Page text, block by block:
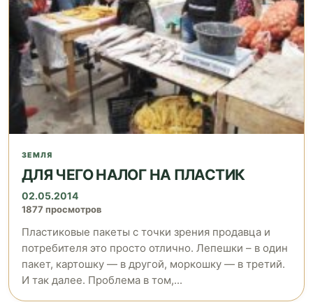
ЗЕМЛЯ
ДЛЯ ЧЕГО НАЛОГ НА ПЛАСТИК
02.05.2014
1877 просмотров
Пластиковые пакеты с точки зрения продавца и
потребителя это просто отлично. Лепешки – в один
пакет, картошку — в другой, моркошку — в третий.
И так далее. Проблема в том,...